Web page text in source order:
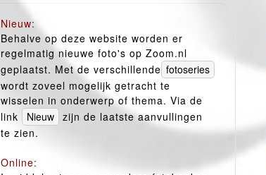
Nieuw:
Behalve op deze website worden er
regelmatig nieuwe foto's op Zoom.nl
geplaatst. Met de verschillende
wordt zoveel mogelijk getracht te
wisselen in onderwerp of thema. Via de
link
zijn de laatste aanvullingen
te zien.
Online: